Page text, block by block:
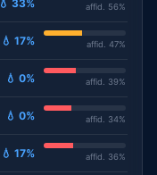
💧 33% affid. 56%
💧 17% affid. 47%
💧 0% affid. 39%
💧 0% affid. 34%
💧 17% affid. 36%